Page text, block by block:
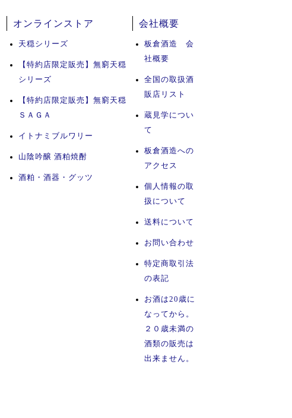
オンラインストア
天穏シリーズ
【特約店限定販売】無窮天穏
シリーズ
【特約店限定販売】無窮天穏
ＳＡＧＡ
イトナミブルワリー
山陰吟醸 酒粕焼酎
酒粕・酒器・グッツ
会社概要
板倉酒造 会
社概要
全国の取扱酒
販店リスト
蔵見学につい
て
板倉酒造への
アクセス
個人情報の取
扱について
送料について
お問い合わせ
特定商取引法
の表記
お酒は20歳に
なってから。
２０歳未満の
酒類の販売は
出来ません。